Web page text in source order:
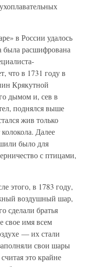
в России удалось
была расшифрована
что в 1731 году в
Крякутной
дымом и, сев в
поднялся выше
жив только
Далее
было для
с птицами,
этого, в 1783 году,
воздушный шар,
сделали братья
свое имя всем
— их стали
свои шары
это крайне